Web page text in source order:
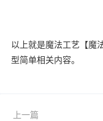
以上就是魔法工艺【魔
型简单相关内容。
上一篇